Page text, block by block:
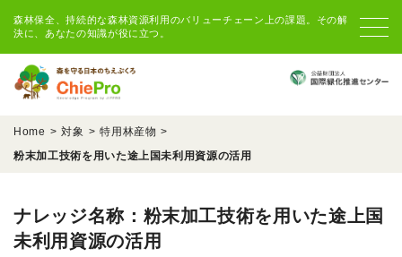
森林保全、持続的な森林資源利用のバリューチェーン上の課題。その解
決に、あなたの知識が役に立つ。
Home 対象
特用林産物
粉末加工技術を用いた途上国未利用資源の活用
ナレッジ名称：粉末加工技術を用いた途上国
未利用資源の活用